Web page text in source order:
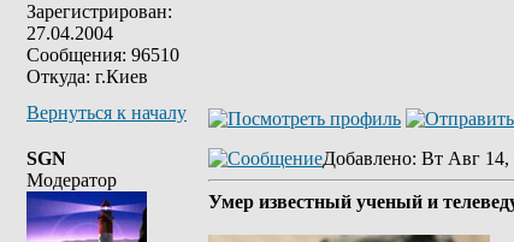
Зарегистрирован:
27.04.2004
Сообщения: 96510
Откуда: г.Киев
Вернуться к началу
SGN
Модератор
Добавлено: Вт Авг 14,
Умер известный ученый и